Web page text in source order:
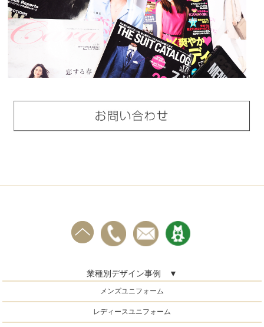
業種別デザイン事例 ▼
メンズユニフォーム
レディースユニフォーム